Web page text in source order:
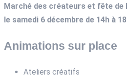
Marché des créateurs et fête de
le samedi 6 décembre de 14h à
Animations sur place
Ateliers créatifs